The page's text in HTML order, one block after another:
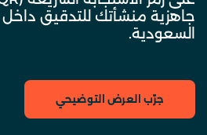
جاهزية منشأتك للتدقيق داخل
السعودية.
جرّب العرض التوضيحي